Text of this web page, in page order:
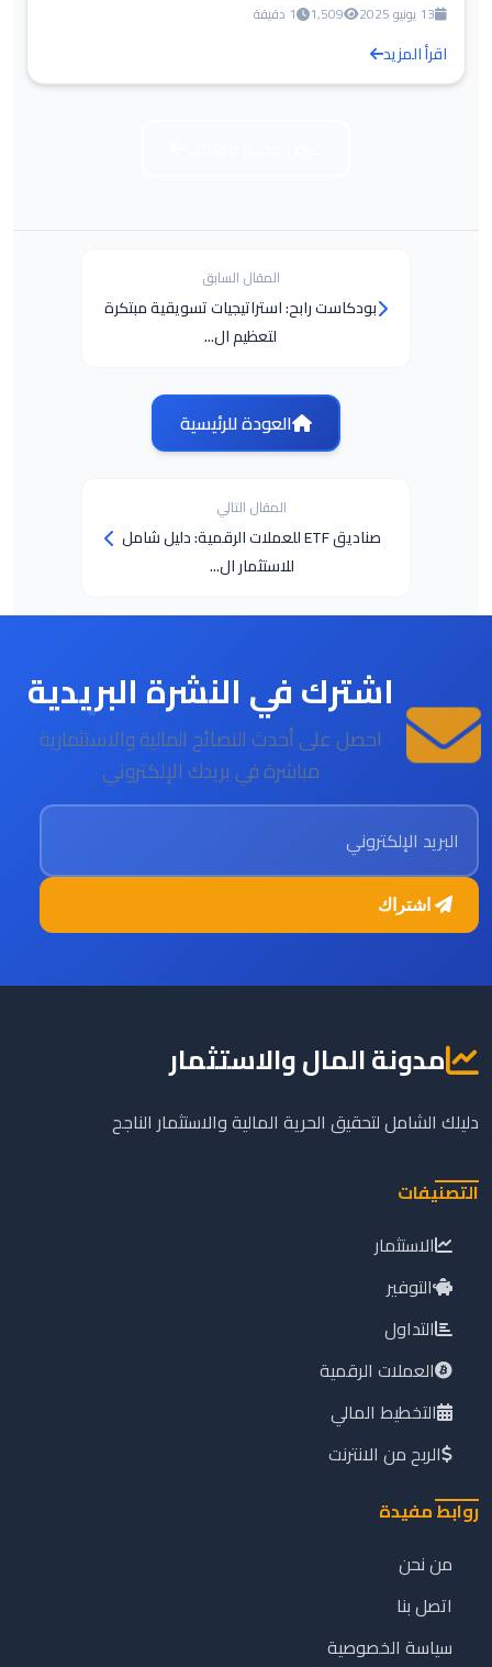
13 يونيو 2025 1,509 1 دقيقة
اقرأ المزيد
المقال السابق
بودكاست رابح: استراتيجيات تسويقية مبتكرة
لتعظيم ال...
العودة للرئيسية
المقال التالي
صناديق ETF للعملات الرقمية: دليل شامل
للاستثمار ال...
اشترك في النشرة البريدية
احصل على أحدث النصائح المالية والاستثمارية
مباشرة في بريدك الإلكتروني
البريد الإلكتروني
مدونة المال والاستثمار
دليلك الشامل لتحقيق الحرية المالية والاستثمار الناجح
التصنيفات
الاستثمار
التوفير
التداول
العملات الرقمية
التخطيط المالي
الربح من الانترنت
روابط مفيدة
من نحن
اتصل بنا
سياسة الخصوصية